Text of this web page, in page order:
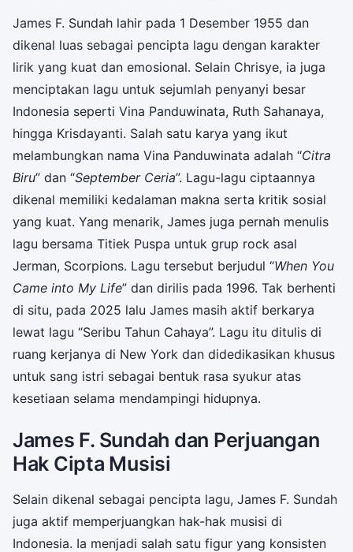
James F. Sundah lahir pada 1 Desember 1955 dan
dikenal luas sebagai pencipta lagu dengan karakter
lirik yang kuat dan emosional. Selain Chrisye, ia juga
menciptakan lagu untuk sejumlah penyanyi besar
Indonesia seperti Vina Panduwinata, Ruth Sahanaya,
hingga Krisdayanti. Salah satu karya yang ikut
melambungkan nama Vina Panduwinata adalah “Citra
Biru” dan “September Ceria”. Lagu-lagu ciptaannya
dikenal memiliki kedalaman makna serta kritik sosial
yang kuat. Yang menarik, James juga pernah menulis
lagu bersama Titiek Puspa untuk grup rock asal
Jerman, Scorpions. Lagu tersebut berjudul “When You
Came into My Life” dan dirilis pada 1996. Tak berhenti
di situ, pada 2025 lalu James masih aktif berkarya
lewat lagu “Seribu Tahun Cahaya”. Lagu itu ditulis di
ruang kerjanya di New York dan didedikasikan khusus
untuk sang istri sebagai bentuk rasa syukur atas
kesetiaan selama mendampingi hidupnya.
James F. Sundah dan Perjuangan
Hak Cipta Musisi
Selain dikenal sebagai pencipta lagu, James F. Sundah
juga aktif memperjuangkan hak-hak musisi di
Indonesia. Ia menjadi salah satu figur yang konsisten